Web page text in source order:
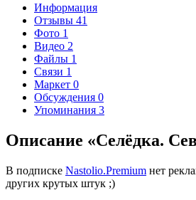
Информация
Отзывы 41
Фото 1
Видео 2
Файлы 1
Связи 1
Маркет 0
Обсуждения 0
Упоминания 3
Описание «Селёдка.
В подписке Nastolio.Premium нет
других крутых штук ;)